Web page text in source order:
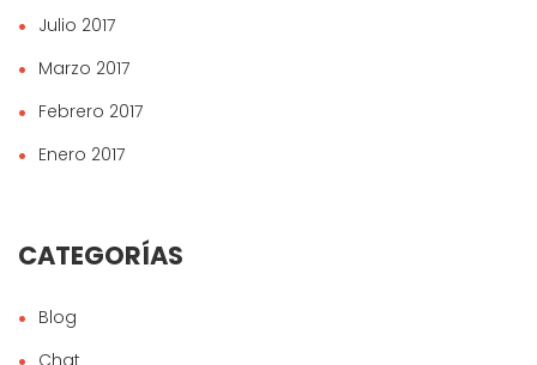
Julio 2017
Marzo 2017
Febrero 2017
Enero 2017
CATEGORÍAS
Blog
Chat